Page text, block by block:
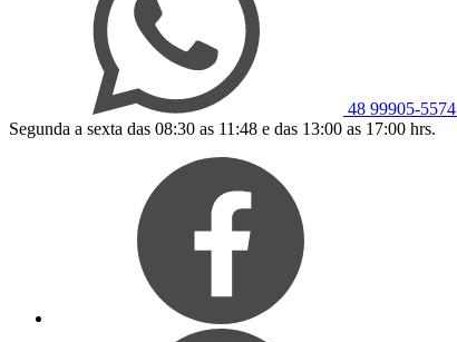
48 99905-5574
Segunda a sexta das 08:30 as 11:48 e das 13:00 as 17:00 hrs.